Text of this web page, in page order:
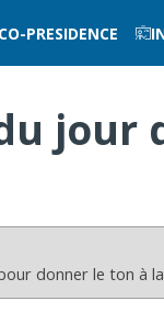
PRESIDENCE
jour
donner le ton à